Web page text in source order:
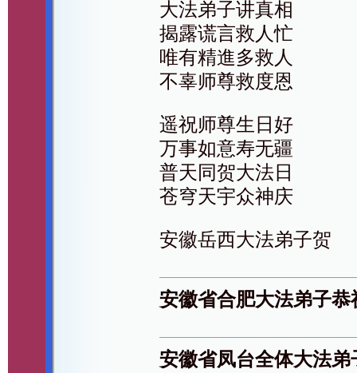
大法弟子讲真相
揭露谎言救人忙
唯有精進多救人
不辜师尊救度恩
遥祝师尊生日好
万事如意寿无疆
普天同贺大法日
苍穹天宇众神庆
安徽岳西大法弟子贺
安徽省合肥大法弟子
安徽省凤台全体大法